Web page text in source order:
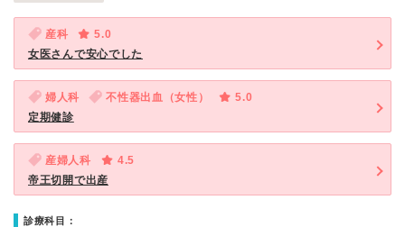
産科
5.0
女医さんで安心でした
婦人科 不性器出血（女性）
5.0
定期健診
産婦人科
4.5
帝王切開で出産
診療科目：